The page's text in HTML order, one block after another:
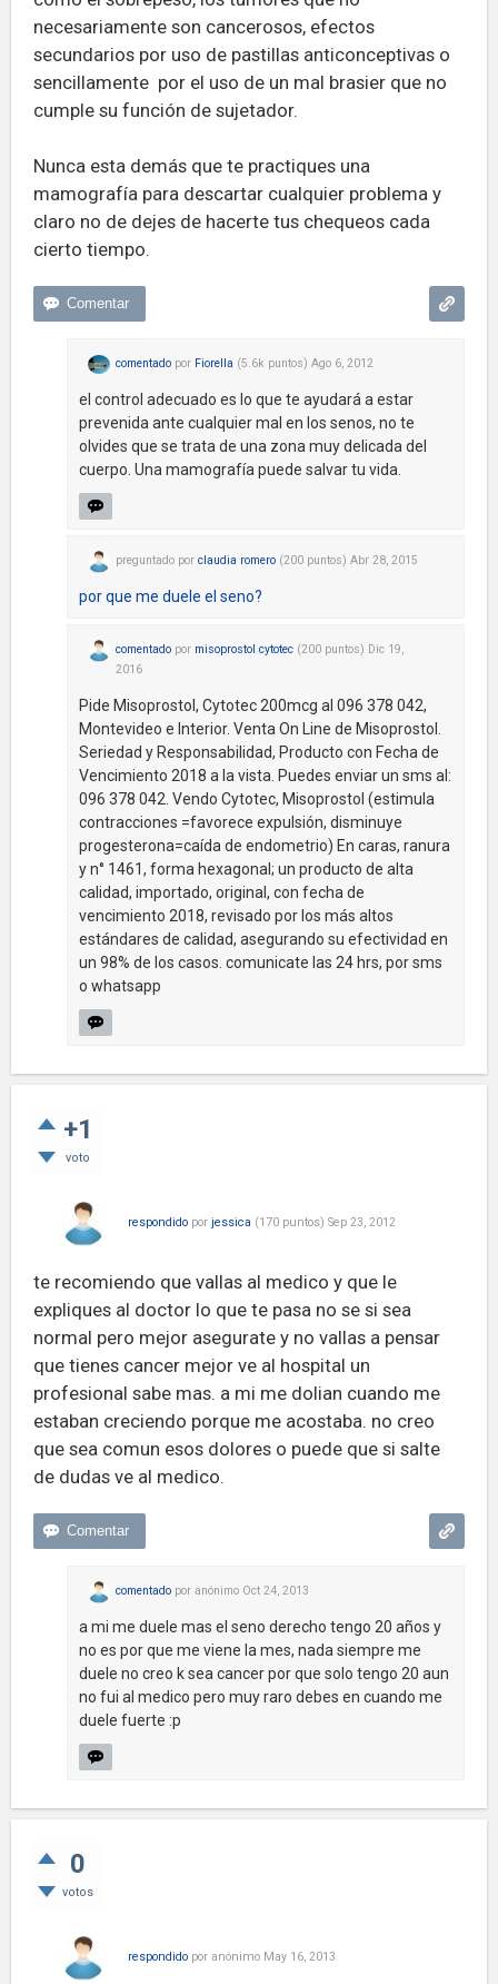
necesariamente son cancerosos, efectos
secundarios por uso de pastillas anticonceptivas o
sencillamente por el uso de un mal brasier que no
cumple su función de sujetador.
Nunca esta demás que te practiques una
mamografía para descartar cualquier problema y
claro no de dejes de hacerte tus chequeos cada
cierto tiempo.
comentado por Fiorella (5.6k puntos) Ago 6, 2012
el control adecuado es lo que te ayudará a estar
prevenida ante cualquier mal en los senos, no te
olvides que se trata de una zona muy delicada del
cuerpo. Una mamografía puede salvar tu vida.
preguntado por claudia romero (200 puntos) Abr 28, 2015
por que me duele el seno?
comentado por misoprostol cytotec (200 puntos) Dic 19,
2016
Pide Misoprostol, Cytotec 200mcg al 096 378 042,
Montevideo e Interior. Venta On Line de Misoprostol.
Seriedad y Responsabilidad, Producto con Fecha de
Vencimiento 2018 a la vista. Puedes enviar un sms al:
096 378 042. Vendo Cytotec, Misoprostol (estimula
contracciones =favorece expulsión, disminuye
progesterona=caída de endometrio) En caras, ranura
y n° 1461, forma hexagonal; un producto de alta
calidad, importado, original, con fecha de
vencimiento 2018, revisado por los más altos
estándares de calidad, asegurando su efectividad en
un 98% de los casos. comunicate las 24 hrs, por sms
o whatsapp
+1
voto
respondido por jessica (170 puntos) Sep 23, 2012
te recomiendo que vallas al medico y que le
expliques al doctor lo que te pasa no se si sea
normal pero mejor asegurate y no vallas a pensar
que tienes cancer mejor ve al hospital un
profesional sabe mas. a mi me dolian cuando me
estaban creciendo porque me acostaba. no creo
que sea comun esos dolores o puede que si salte
de dudas ve al medico.
comentado por anónimo Oct 24, 2013
a mi me duele mas el seno derecho tengo 20 años y
no es por que me viene la mes, nada siempre me
duele no creo k sea cancer por que solo tengo 20 aun
no fui al medico pero muy raro debes en cuando me
duele fuerte :p
0
votos
respondido por anónimo May 16, 2013